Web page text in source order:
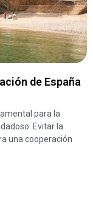
de España
para la
Evitar la
una cooperación